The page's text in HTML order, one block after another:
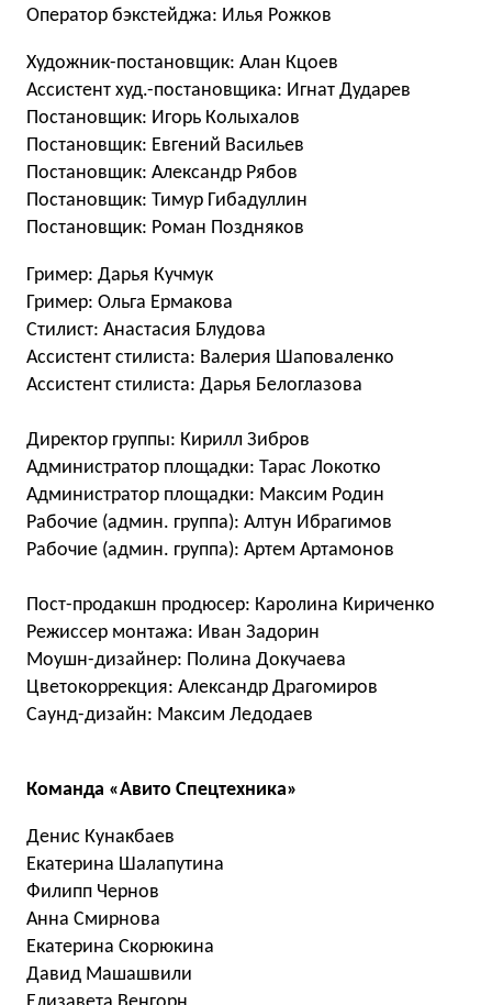
Оператор бэкстейджа: Илья Рожков
Художник-постановщик: Алан Кцоев
Ассистент худ.-постановщика: Игнат Дударев
Постановщик: Игорь Колыхалов
Постановщик: Евгений Васильев
Постановщик: Александр Рябов
Постановщик: Тимур Гибадуллин
Постановщик: Роман Поздняков
Гример: Дарья Кучмук
Гример: Ольга Ермакова
Стилист: Анастасия Блудова
Ассистент стилиста: Валерия Шаповаленко
Ассистент стилиста: Дарья Белоглазова
Директор группы: Кирилл Зибров
Администратор площадки: Тарас Локотко
Администратор площадки: Максим Родин
Рабочие (админ. группа): Алтун Ибрагимов
Рабочие (админ. группа): Артем Артамонов
Пост-продакшн продюсер: Каролина Кириченко
Режиссер монтажа: Иван Задорин
Моушн-дизайнер: Полина Докучаева
Цветокоррекция: Александр Драгомиров
Саунд-дизайн: Максим Ледодаев
Команда «Авито Спецтехника»
Денис Кунакбаев
Екатерина Шалапутина
Филипп Чернов
Анна Смирнова
Екатерина Скорюкина
Давид Машашвили